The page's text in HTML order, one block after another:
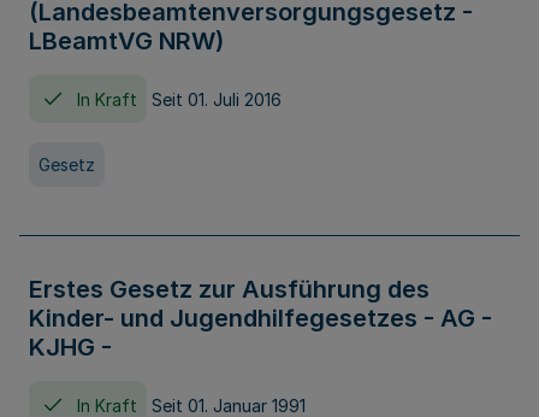
(Landesbeamtenversorgungsgesetz -
LBeamtVG NRW)
In Kraft Seit 01. Juli 2016
Gesetz
Erstes Gesetz zur Ausführung des
Kinder- und Jugendhilfegesetzes - AG -
KJHG -
In Kraft Seit 01. Januar 1991